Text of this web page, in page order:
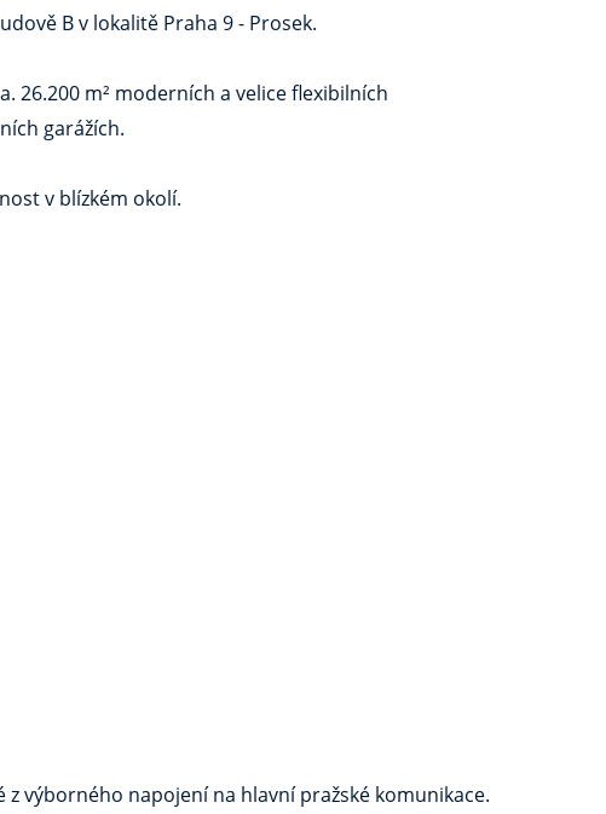
B v lokalitě Praha 9 - Prosek.
m² moderních a velice flexibilních
garážích.
v blízkém okolí.
výborného napojení na hlavní pražské komunikace.